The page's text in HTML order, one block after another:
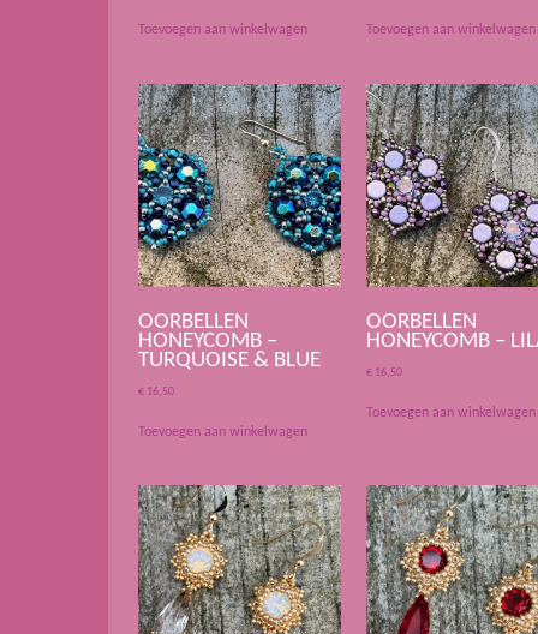
Toevoegen aan winkelwagen Toevoegen aan winkelwagen
OORBELLEN
HONEYCOMB –
TURQUOISE & BLUE
€ 16,50
Toevoegen aan winkelwagen
OORBELLEN
HONEYCOMB –
€ 16,50
Toevoegen aan winkelwagen